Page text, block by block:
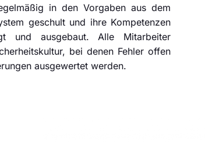
in den Vorgaben aus dem
geschult und ihre Kompetenzen
und ausgebaut. Alle Mitarbeiter
bei denen Fehler offen
ausgewertet werden.